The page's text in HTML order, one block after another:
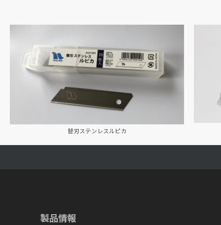
替刃ステンレスルピカ
製品情報